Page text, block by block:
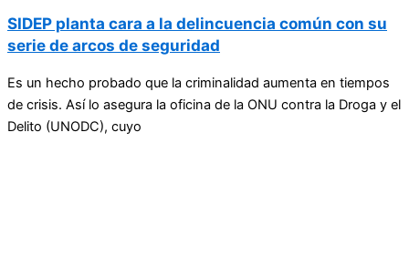
SIDEP planta cara a la delincuencia común con su
serie de arcos de seguridad
Es un hecho probado que la criminalidad aumenta en tiempos
de crisis. Así lo asegura la oficina de la ONU contra la Droga y el
Delito (UNODC), cuyo